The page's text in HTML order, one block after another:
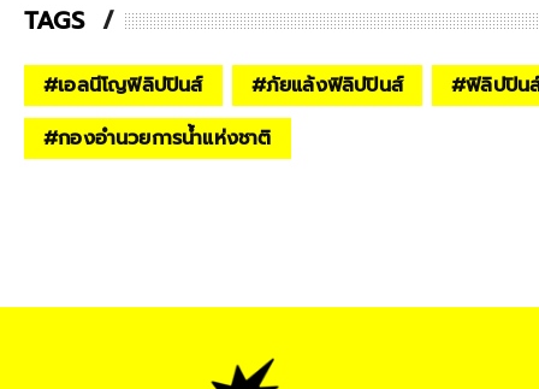
TAGS
#เอลนีโญฟิลิปปินส์ #ภัยแล้งฟิลิปปินส์ #ฟิลิปปิน
#กองอำนวยการน้ำแห่งชาติ